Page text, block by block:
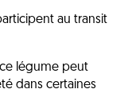
au transit
légume peut
dans certaines